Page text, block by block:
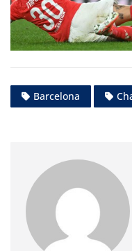
Barcelona